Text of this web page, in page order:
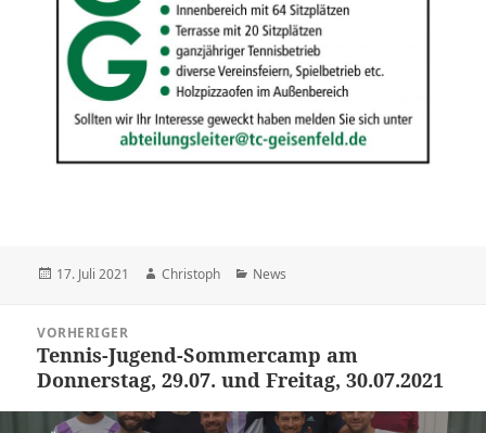
Veröffentlicht
17. Juli 2021 Autor
Christoph Kategorien
News
VORHERIGER
Vorheriger
Beitrag:
Tennis-Jugend-Sommercamp am
Donnerstag, 29.07. und Freitag, 30.07.2021